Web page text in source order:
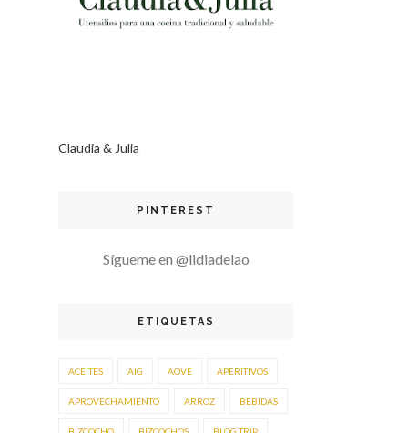
Claudia & Julia
PINTEREST
Sígueme en @lidiadelao
ETIQUETAS
ACEITES AIG AOVE APERITIVOS
APROVECHAMIENTO ARROZ BEBIDAS